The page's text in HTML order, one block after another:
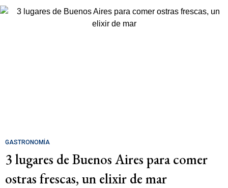
GASTRONOMÍA
3 lugares de Buenos Aires para comer
ostras frescas, un elixir de mar